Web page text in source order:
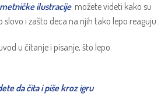
ilustracijemožete videti kako su
slovo i zašto deca na njih tako lepo reaguju.
u čitanje i pisanje, što lepo
da čita i piše kroz igru